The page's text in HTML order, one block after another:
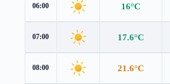
06:00 16°C
07:00 17.6°C
08:00 21.6°C